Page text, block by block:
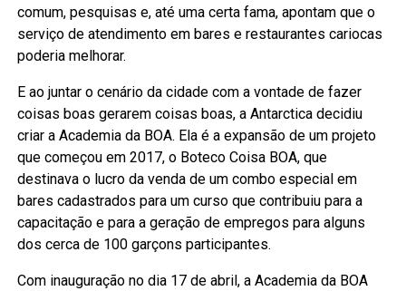
comum, pesquisas e, até uma certa fama, apontam que o
serviço de atendimento em bares e restaurantes cariocas
poderia melhorar.
E ao juntar o cenário da cidade com a vontade de fazer
coisas boas gerarem coisas boas, a Antarctica decidiu
criar a Academia da BOA. Ela é a expansão de um projeto
que começou em 2017, o Boteco Coisa BOA, que
destinava o lucro da venda de um combo especial em
bares cadastrados para um curso que contribuiu para a
capacitação e para a geração de empregos para alguns
dos cerca de 100 garçons participantes.
Com inauguração no dia 17 de abril, a Academia da BOA